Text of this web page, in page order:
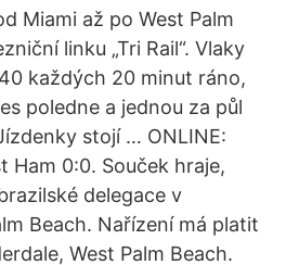
Miami až po West Palm
linku „Tri Rail“. Vlaky
každých 20 minut ráno,
poledne a jednou za půl
stojí … ONLINE:
Ham 0:0. Souček hraje,
delegace v
Beach. Nařízení má platit
West Palm Beach.